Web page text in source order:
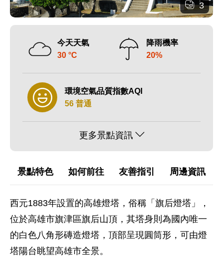
3
今天天氣
30 °C
降雨機率
20%
環境空氣品質指數AQI
56 普通
更多景點資訊
景點特色 如何前往 友善指引 周邊資訊
西元1883年設置的高雄燈塔，俗稱「旗后燈塔」，
位於高雄市旗津區旗后山頂，其塔身則為國內唯一
的白色八角形磚造燈塔，頂部呈現圓筒形，可由燈
塔陽台眺望高雄市全景。